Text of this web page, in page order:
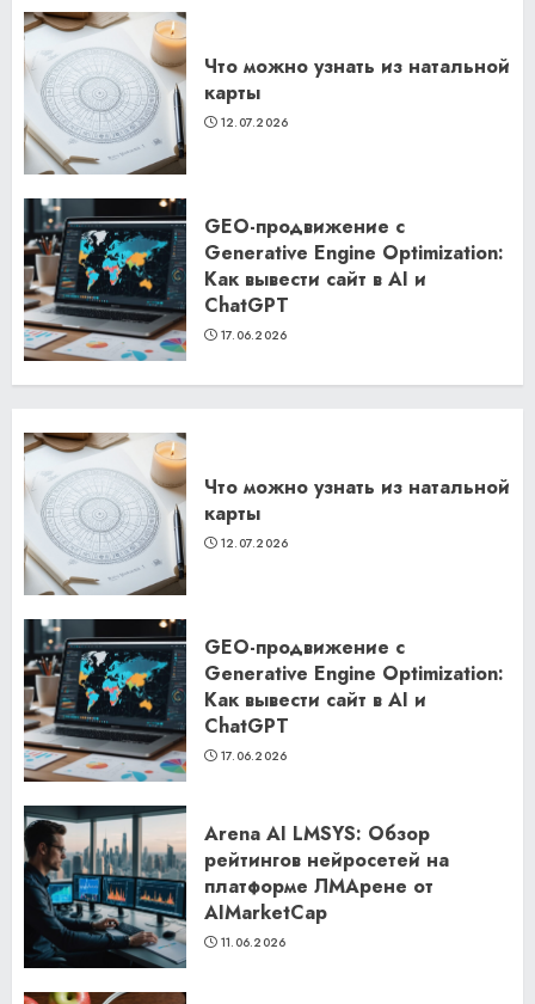
Что можно узнать из натальной
карты
12.07.2026
GEO-продвижение с
Generative Engine Optimization:
Как вывести сайт в AI и
ChatGPT
17.06.2026
Что можно узнать из натальной
карты
12.07.2026
GEO-продвижение с
Generative Engine Optimization:
Как вывести сайт в AI и
ChatGPT
17.06.2026
Arena AI LMSYS: Обзор
рейтингов нейросетей на
платформе ЛМАрене от
AIMarketCap
11.06.2026